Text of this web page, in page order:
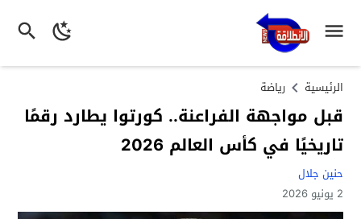
الرئيسية رياضة
قبل مواجهة الفراعنة.. كورتوا يطارد رقمًا
تاريخيًا في كأس العالم 2026
حنين جلال
2 يونيو 2026